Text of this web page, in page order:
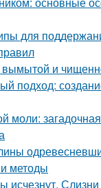
для
и
подход:
моли:
методы
исчезнут.